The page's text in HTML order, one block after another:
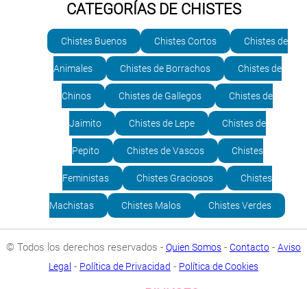
CATEGORÍAS DE CHISTES
Chistes Buenos Chistes Cortos Chistes de
Animales Chistes de Borrachos Chistes de
Chinos Chistes de Gallegos Chistes de
Jaimito Chistes de Lepe Chistes de
Pepito Chistes de Vascos Chistes
Feministas Chistes Graciosos Chistes
Machistas Chistes Malos Chistes Verdes
© Todos los derechos reservados - Quien Somos - Contacto - Aviso
Legal - Política de Privacidad - Política de Cookies